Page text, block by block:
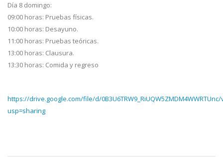
Día 8 domingo:
09:00 horas: Pruebas físicas.
10:00 horas: Desayuno.
11:00 horas: Pruebas teóricas.
13:00 horas: Clausura.
13:30 horas: Comida y regreso
https://drive.google.com/file/d/0B3U6TRW9_RiUQW5ZMDM4WWRTUnc/
usp=sharing